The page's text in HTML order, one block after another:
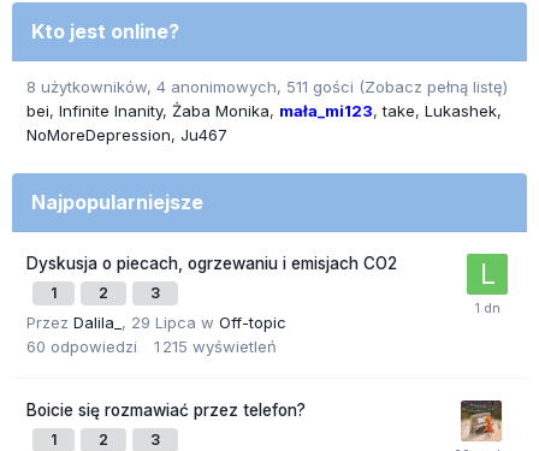
Kto jest online?
8 użytkowników, 4 anonimowych, 511 gości (Zobacz pełną listę)
bei Infinite Inanity Żaba Monika mała_mi123 take Lukashek
NoMoreDepression Ju467
Najpopularniejsze
Dyskusja o piecach, ogrzewaniu i emisjach CO2
1 2 3
Przez Dalila_ , 29 Lipca w Off-topic
60 odpowiedzi 1 215 wyświetleń
Boicie się rozmawiać przez telefon?
1 2 3